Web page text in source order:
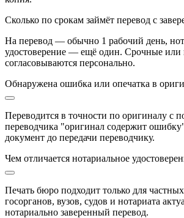
Сколько по срокам займёт перевод с
На перевод — обычно 1 рабочий день,
удостоверение — ещё один. Срочные или
согласовываются персонально.
Обнаружена ошибка или опечатка в
Переводится в точности по оригиналу с
переводчика "оригинал содержит
документ до передачи переводчику.
Чем отличается нотариальное
Печать бюро подходит только для
госорганов, вузов, судов и нотариата
нотариально заверенный перевод.